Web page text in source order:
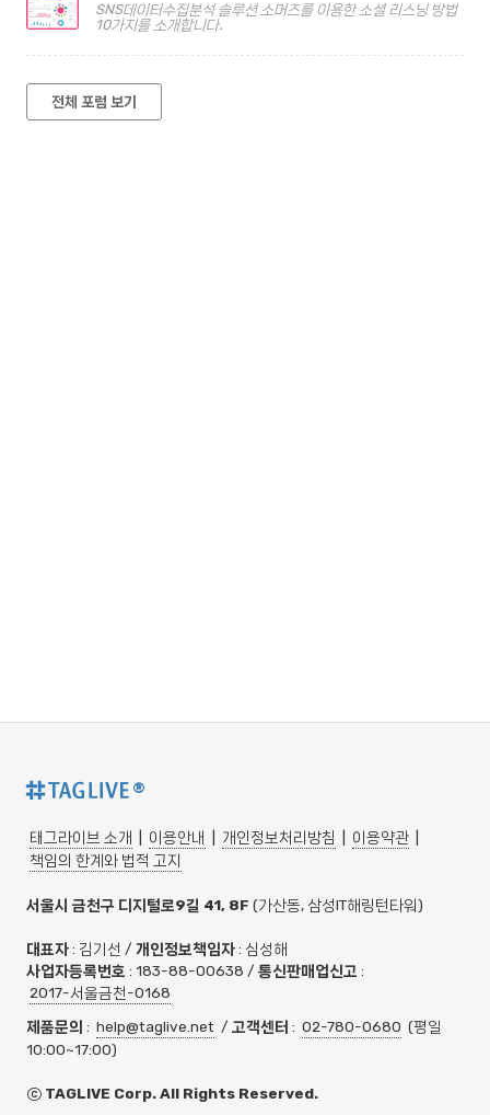
SNS데이터수집분석 솔루션 소머즈를 이용한 소셜 리스닝 방법
10가지를 소개합니다.
전체 포럼 보기
®
태그라이브 소개 이용안내 개인정보처리방침 이용약관
책임의 한계와 법적 고지
서울시 금천구 디지털로9길 41, 8F (가산동, 삼성IT해링턴타워)
대표자: 김기선 / 개인정보책임자: 심성해
사업자등록번호 : 183-88-00638 / 통신판매업신고 :
2017-서울금천-0168
제품문의 : help@taglive.net / 고객센터 : 02-780-0680 (평일
10:00~17:00)
ⓒ TAGLIVE Corp. All Rights Reserved.